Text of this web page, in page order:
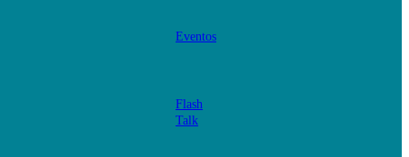
Eventos
Flash
Talk